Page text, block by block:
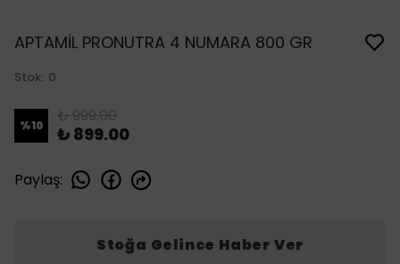
APTAMİL PRONUTRA 4 NUMARA 800 GR
Stok: 0
%10 ₺ 999.00
₺ 899.00
Paylaş:
Stoğa Gelince Haber Ver